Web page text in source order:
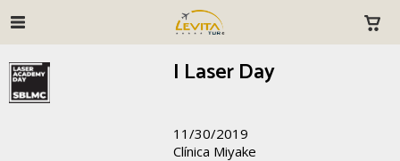
I Laser Day
11/30/2019
Clínica Miyake